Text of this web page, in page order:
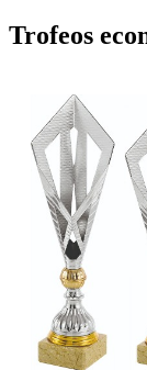
Trofeos